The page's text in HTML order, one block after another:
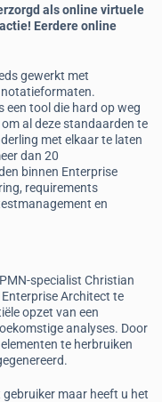
als online virtuele
Eerdere online
gewerkt met
notatieformaten.
een tool die hard op weg
al deze standaarden te
met elkaar te laten
dan 20
binnen Enterprise
requirements
en
specialist Christian
Architect te
opzet van een
analyses. Door
te herbruiken
maar heeft u het